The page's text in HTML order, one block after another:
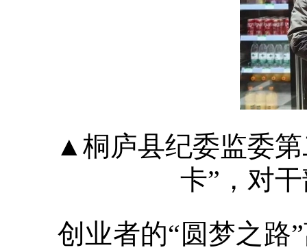
▲桐庐县纪委监委
卡”，对
创业者的“圆梦之路